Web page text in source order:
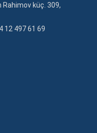
küç. 309,
12 497 61 69